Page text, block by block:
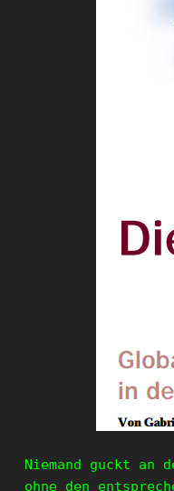
Niemand guckt
ohne den